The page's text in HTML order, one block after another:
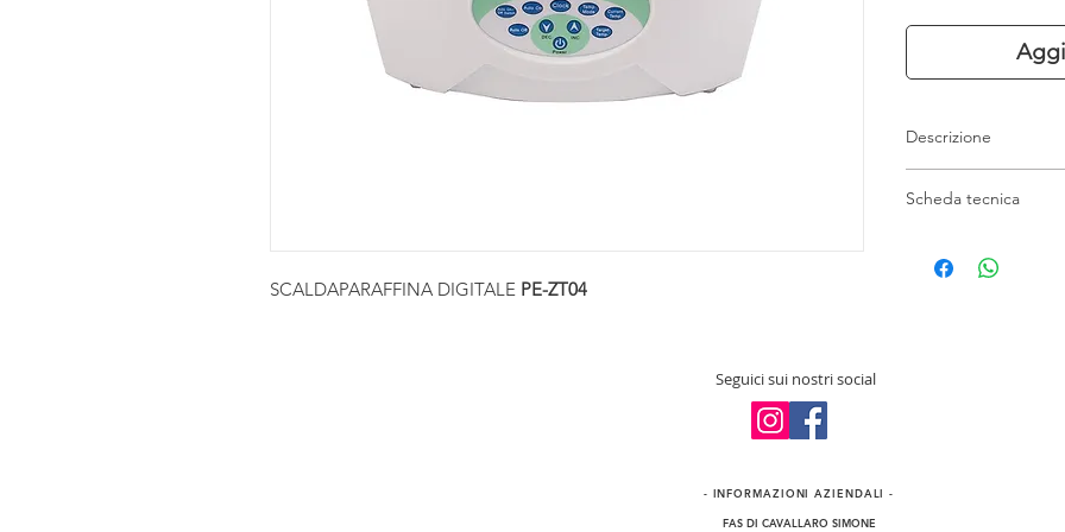
SCALDAPARAFFINA DIGITALE PE-ZT04
Descrizione
Dotato di un
Scheda tecnica
Peso: 3 Kg
Seguici sui nostri social
- INFORMAZIONI​ AZIENDALI -
FAS DI CAVALLARO SIMONE